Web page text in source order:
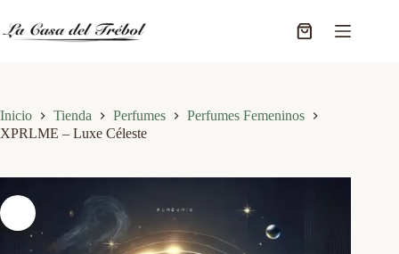
contenido
Carro
Inicio Tienda Perfumes
Perfumes Femeninos
XPRLME – Luxe Céleste